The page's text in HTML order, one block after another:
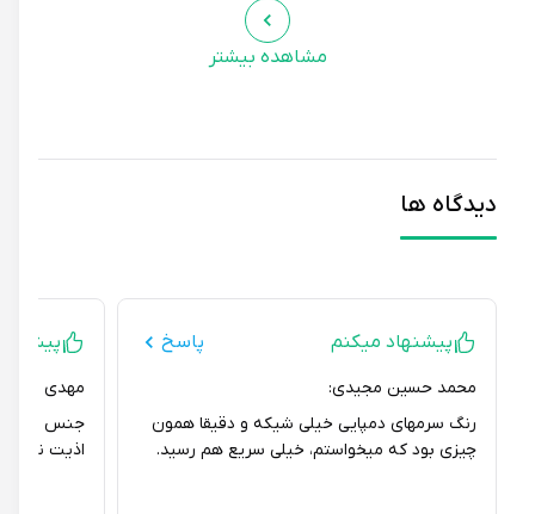
مشاهده بیشتر
دیدگاه ها
پیشنهاد میکنم پاسخ
محمد حسین مجیدی:
رنگ سرمهای دمپایی خیلی شیکه و دقیقا همون
چیزی بود که میخواستم، خیلی سریع هم رسید.
پیشنهاد
مهدی غفاری:
جنس
اذیت نمیکنه،